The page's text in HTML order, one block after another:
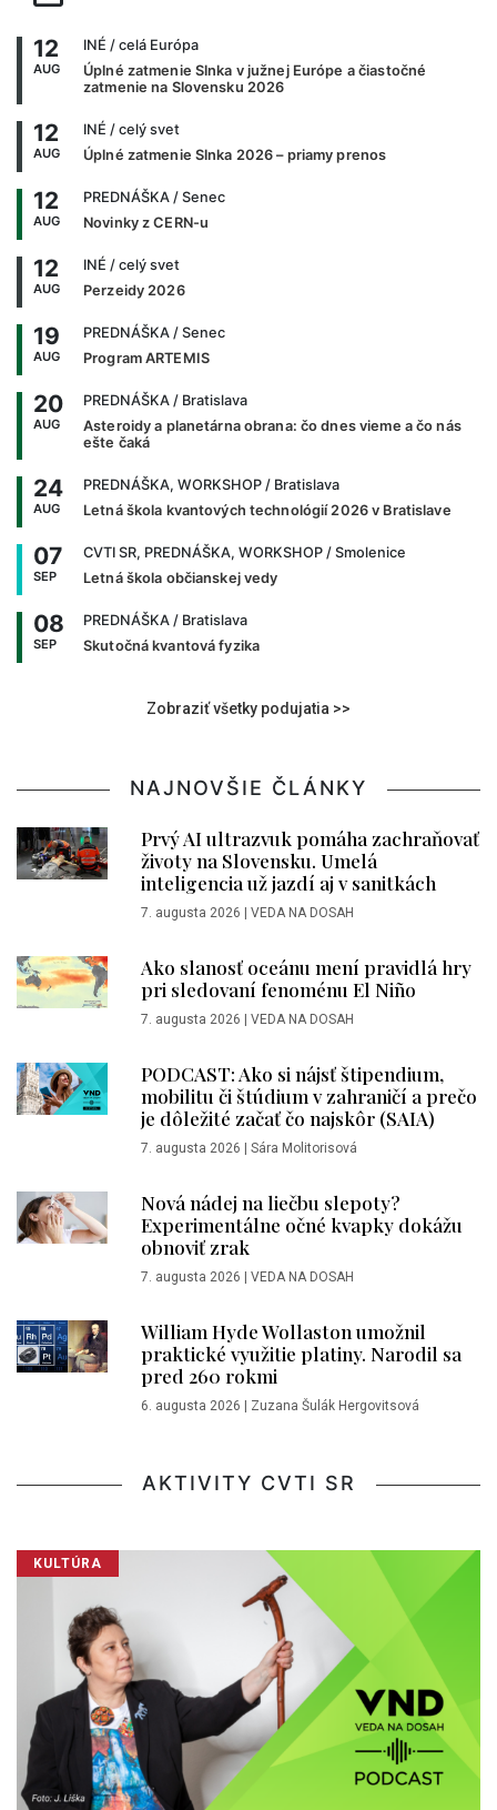
12
AUG
INÉ / celá Európa
Úplné zatmenie Slnka v južnej Európe a čiastočné
zatmenie na Slovensku 2026
12
AUG
INÉ / celý svet
Úplné zatmenie Slnka 2026 – priamy prenos
12
AUG
PREDNÁŠKA / Senec
Novinky z CERN-u
12
AUG
INÉ / celý svet
Perzeidy 2026
19
AUG
PREDNÁŠKA / Senec
Program ARTEMIS
20
AUG
PREDNÁŠKA / Bratislava
Asteroidy a planetárna obrana: čo dnes vieme a čo nás
ešte čaká
24
AUG
PREDNÁŠKA, WORKSHOP / Bratislava
Letná škola kvantových technológií 2026 v Bratislave
07
SEP
CVTI SR, PREDNÁŠKA, WORKSHOP / Smolenice
Letná škola občianskej vedy
08
SEP
PREDNÁŠKA / Bratislava
Skutočná kvantová fyzika
Zobraziť všetky podujatia >>
NAJNOVŠIE ČLÁNKY
Prvý AI ultrazvuk pomáha zachraňovať
životy na Slovensku. Umelá
inteligencia už jazdí aj v sanitkách
7. augusta 2026 VEDA NA DOSAH
Ako slanosť oceánu mení pravidlá hry
pri sledovaní fenoménu El Niño
7. augusta 2026 VEDA NA DOSAH
PODCAST: Ako si nájsť štipendium,
mobilitu či štúdium v zahraničí a prečo
je dôležité začať čo najskôr (SAIA)
7. augusta 2026 Sára Molitorisová
Nová nádej na liečbu slepoty?
Experimentálne očné kvapky dokážu
obnoviť zrak
7. augusta 2026 VEDA NA DOSAH
William Hyde Wollaston umožnil
praktické využitie platiny. Narodil sa
pred 260 rokmi
6. augusta 2026 Zuzana Šulák Hergovitsová
AKTIVITY CVTI SR
KULTÚRA